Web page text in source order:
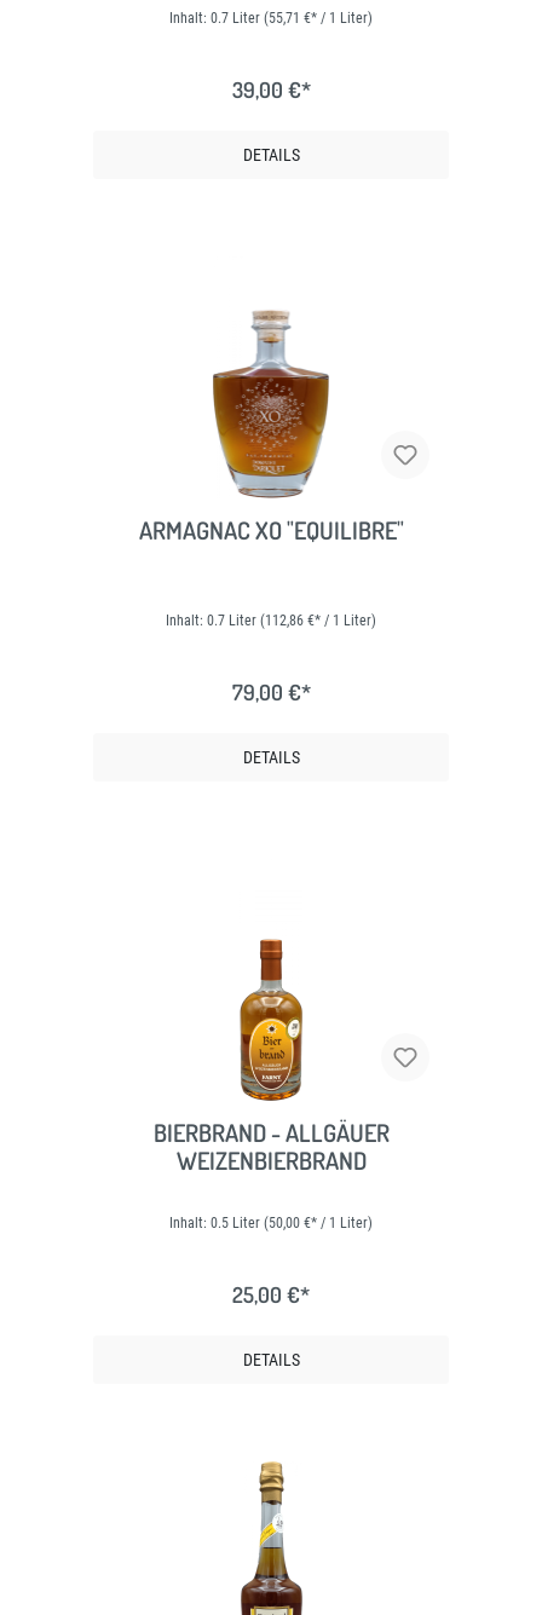
Inhalt: 0.7 Liter (55,71 €* / 1 Liter)
39,00 €*
DETAILS
ARMAGNAC XO "EQUILIBRE"
Inhalt: 0.7 Liter (112,86 €* / 1 Liter)
79,00 €*
DETAILS
BIERBRAND - ALLGÄUER
WEIZENBIERBRAND
Inhalt: 0.5 Liter (50,00 €* / 1 Liter)
25,00 €*
DETAILS